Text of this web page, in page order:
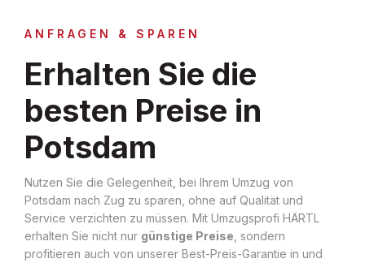
ANFRAGEN & SPAREN
Erhalten Sie die
besten Preise in
Potsdam
Nutzen Sie die Gelegenheit, bei Ihrem Umzug von
Potsdam nach Zug zu sparen, ohne auf Qualität und
Service verzichten zu müssen. Mit Umzugsprofi HÄRTL
erhalten Sie nicht nur günstige Preise , sondern
profitieren auch von unserer Best-Preis-Garantie in und